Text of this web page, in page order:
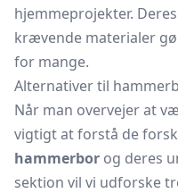
hjemmeprojekter.
krævende materialer
for mange.
Alternativer til
Når man overvejer at
vigtigt at forstå de
hammerbor og deres
sektion vil vi udforske